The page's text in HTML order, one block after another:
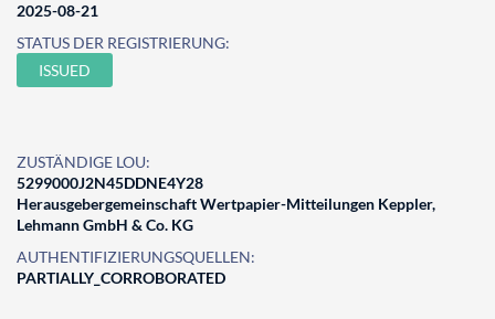
2025-08-21
STATUS DER REGISTRIERUNG:
ISSUED
ZUSTÄNDIGE LOU:
5299000J2N45DDNE4Y28
Herausgebergemeinschaft Wertpapier-Mitteilungen Keppler,
Lehmann GmbH & Co. KG
AUTHENTIFIZIERUNGSQUELLEN:
PARTIALLY_CORROBORATED